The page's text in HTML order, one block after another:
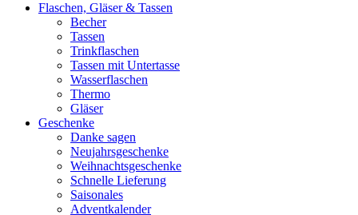
Flaschen, Gläser & Tassen
Becher
Tassen
Trinkflaschen
Tassen mit Untertasse
Wasserflaschen
Thermo
Gläser
Geschenke
Danke sagen
Neujahrsgeschenke
Weihnachtsgeschenke
Schnelle Lieferung
Saisonales
Adventkalender